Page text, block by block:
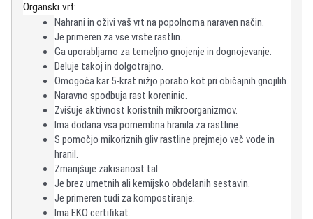
Organski vrt:
Nahrani in oživi vaš vrt na popolnoma naraven način.
Je primeren za vse vrste rastlin.
Ga uporabljamo za temeljno gnojenje in dognojevanje.
Deluje takoj in dolgotrajno.
Omogoča kar 5-krat nižjo porabo kot pri običajnih gnojilih.
Naravno spodbuja rast koreninic.
Zvišuje aktivnost koristnih mikroorganizmov.
Ima dodana vsa pomembna hranila za rastline.
S pomočjo mikoriznih gliv rastline prejmejo več vode in
hranil.
Zmanjšuje zakisanost tal.
Je brez umetnih ali kemijsko obdelanih sestavin.
Je primeren tudi za kompostiranje.
Ima EKO certifikat.